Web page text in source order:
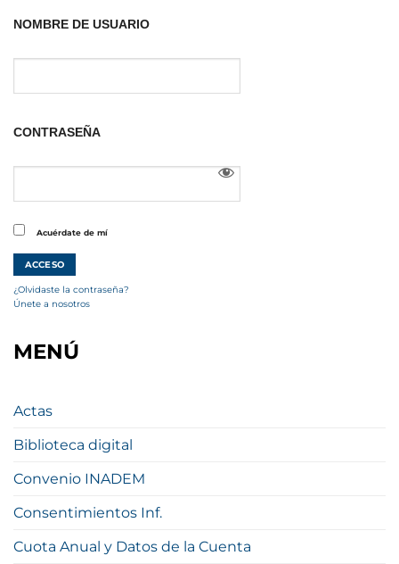
NOMBRE DE USUARIO
CONTRASEÑA
Acuérdate de mí
¿Olvidaste la contraseña?
Únete a nosotros
MENÚ
Actas
Biblioteca digital
Convenio INADEM
Consentimientos Inf.
Cuota Anual y Datos de la Cuenta